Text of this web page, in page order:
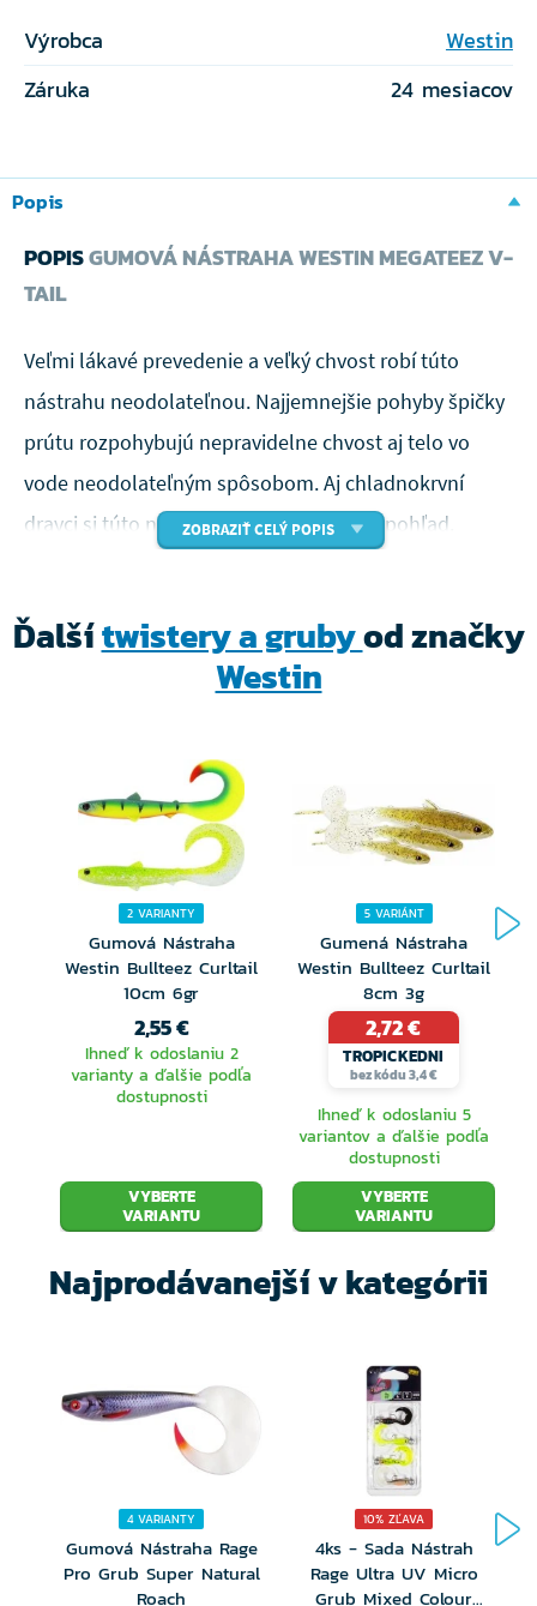
Výrobca
Westin
Záruka
24 mesiacov
Popis
POPISGUMOVÁ NÁSTRAHA WESTIN MEGATEEZ V-
TAIL
Veľmi lákavé prevedenie a veľký chvost robí túto
nástrahu neodolateľnou. Najjemnejšie pohyby špičky
prútu rozpohybujú nepravidelne chvost aj telo vo
vode neodolateľným spôsobom. Aj chladnokrvní
dravci si túto nástrahu zamilujú na prvý pohľad.
XL tail prevedenie chvosta
Realistický vzhľad (dvojvrstvová technológia)
Vynikajúci pre drop shot
Skvelý pre drop shot ale aj ostatné spôsoby prívlača.
ZOBRAZIŤ CELÝ POPIS
Ďalšítwistery a grubyod značky
Westin
2 VARIANTY
Gumová Nástraha
Westin Bullteez Curltail
10cm 6gr
2,55 €
Ihneď k odoslaniu 2
varianty a ďalšie podľa
dostupnosti
VYBERTE
VARIANTU
5 VARIÁNT
Gumená Nástraha
Westin Bullteez Curltail
8cm 3g
2,72 €
TROPICKEDNI
bez kódu 3,4 €
Ihneď k odoslaniu 5
variantov a ďalšie podľa
dostupnosti
VYBERTE
VARIANTU
Najprodávanejší v kategórii
4 VARIANTY
Gumová Nástraha Rage
Pro Grub Super Natural
Roach
10% ZĽAVA
4ks - Sada Nástrah
Rage Ultra UV Micro
Grub Mixed Colour